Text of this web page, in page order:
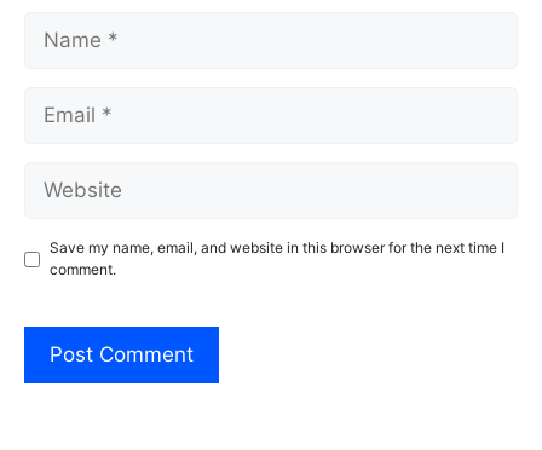
Name
Email
Website
Save my name, email, and website in this browser for the next time I
comment.